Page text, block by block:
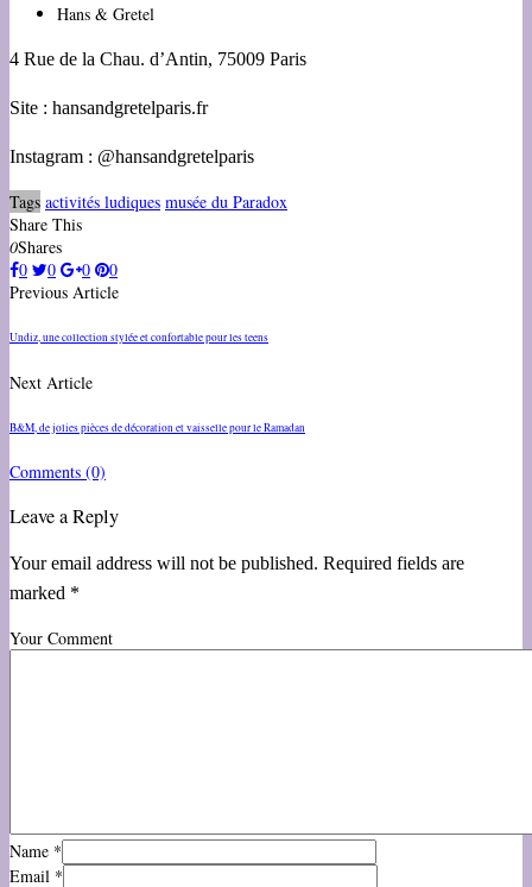
Hans & Gretel
4 Rue de la Chau. d’Antin, 75009 Paris
Site : hansandgretelparis.fr
Instagram : @hansandgretelparis
Tags activités ludiques musée du Paradox
Share This
0Shares
0
0 0
0
Previous Article
Undiz, une collection stylée et confortable pour les teens
Next Article
B&M, de jolies pièces de décoration et vaisselle pour le Ramadan
Comments (0)
Leave a Reply
Your email address will not be published. Required fields are
marked *
Your Comment
Name *
Email *